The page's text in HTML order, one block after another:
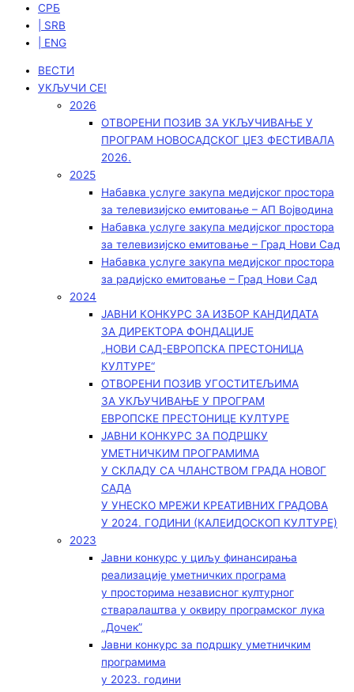
СРБ
| SRB
| ENG
ВЕСТИ
УКЉУЧИ СЕ!
2026
ОТВОРЕНИ ПОЗИВ ЗА УКЉУЧИВАЊЕ У
ПРОГРАМ НОВОСАДСКОГ ЏЕЗ ФЕСТИВАЛА
2026.
2025
Набавка услуге закупа медијског простора
за телевизијско емитовање – АП Војводинa
Набавка услуге закупа медијског простора
за телевизијско емитовање – Град Нови Сад
Набавка услуге закупа медијског простора
за радијско емитовање – Град Нови Сад
2024
ЈАВНИ КОНКУРС ЗА ИЗБОР КАНДИДАТА
ЗА ДИРЕКТОРА ФОНДАЦИЈЕ
„НОВИ САД-ЕВРОПСКА ПРЕСТОНИЦА
КУЛТУРЕ“
ОТВОРЕНИ ПОЗИВ УГОСТИТЕЉИМА
ЗА УКЉУЧИВАЊЕ У ПРОГРАМ
ЕВРОПСКЕ ПРЕСТОНИЦЕ КУЛТУРЕ
ЈАВНИ КОНКУРС ЗА ПОДРШКУ
УМЕТНИЧКИМ ПРОГРАМИМА
У СКЛАДУ СА ЧЛАНСТВОМ ГРАДА НОВОГ
САДА
У УНЕСКО МРЕЖИ КРЕАТИВНИХ ГРАДОВА
У 2024. ГОДИНИ (КАЛЕИДОСКОП КУЛТУРЕ)
2023
Јавни конкурс у циљу финансирања
реализације уметничких програма
у просторима независног културног
стваралаштва у оквиру програмског лука
„Дочек”
Јавни конкурс за подршку уметничким
програмима
у 2023. години